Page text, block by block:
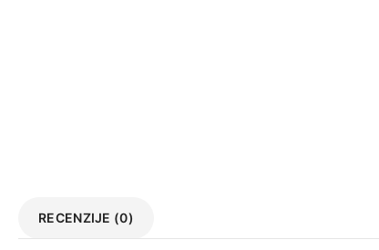
RECENZIJE (0)